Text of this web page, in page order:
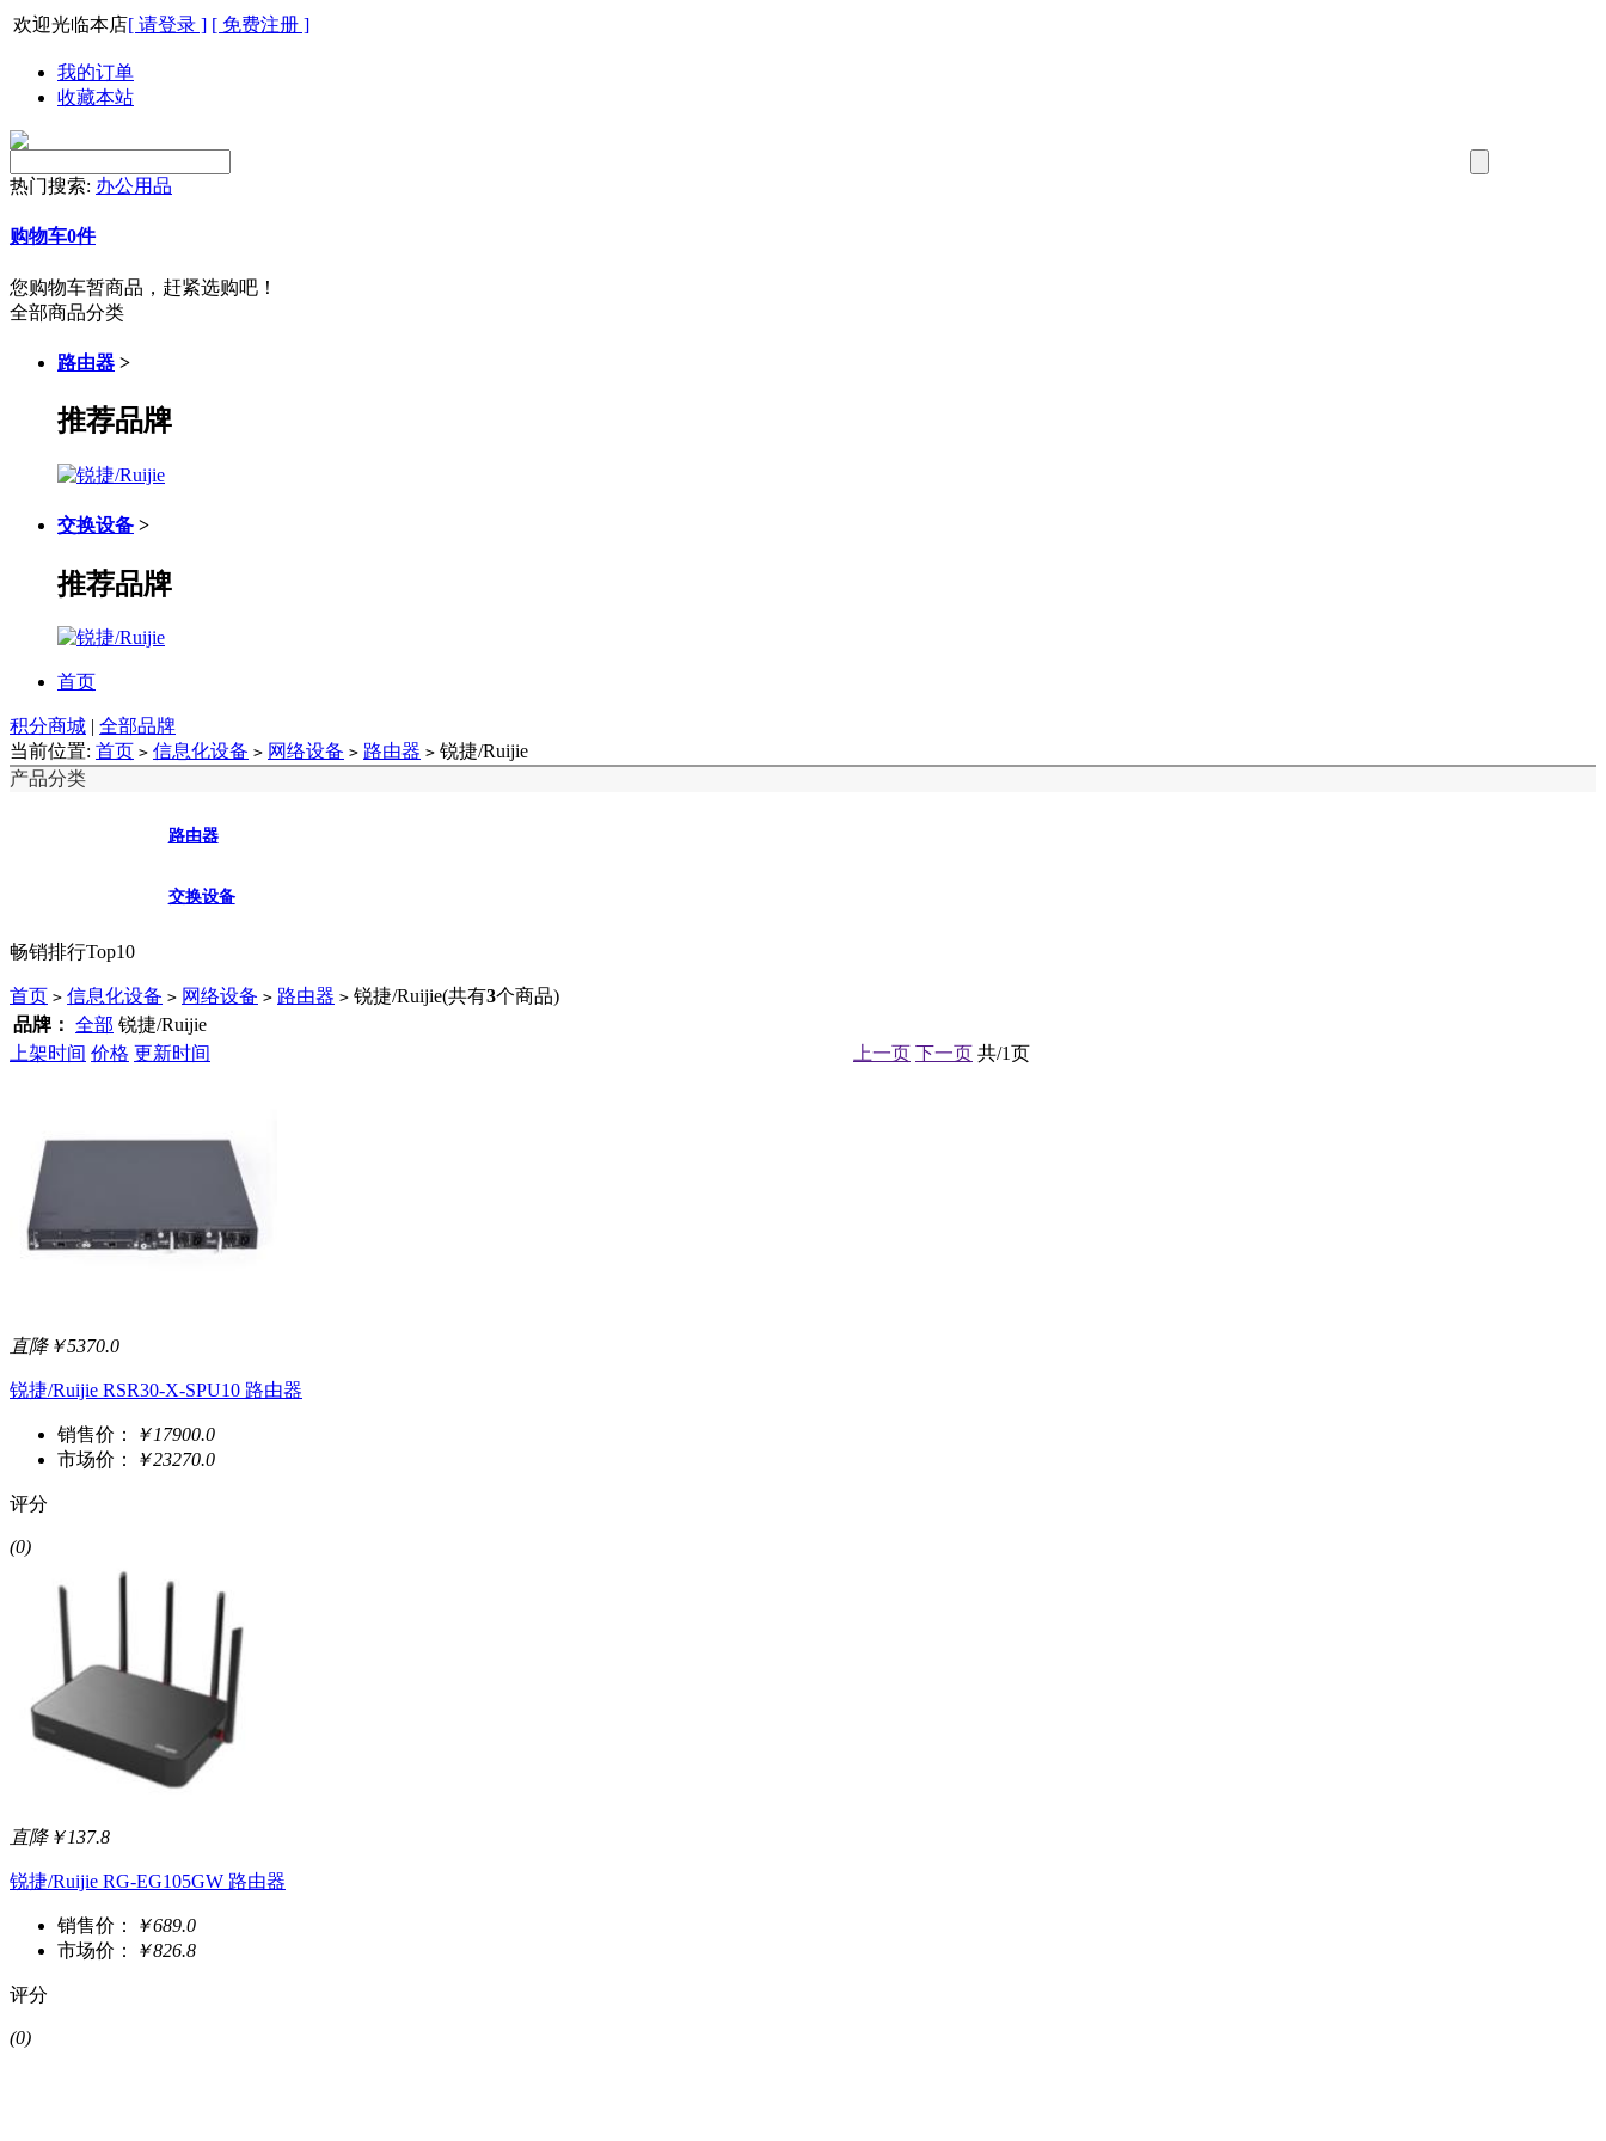
欢迎光临本店[ 请登录 ] [ 免费注册 ]
我的订单
收藏本站
热门搜索: 办公用品
购物车0件
您购物车暂商品，赶紧选购吧！
全部商品分类
路由器 >
推荐品牌
交换设备 >
推荐品牌
首页
积分商城 | 全部品牌
当前位置: 首页 > 信息化设备 > 网络设备 > 路由器 > 锐捷/Ruijie
产品分类
路由器
交换设备
畅销排行Top10
首页 > 信息化设备 > 网络设备 > 路由器 > 锐捷/Ruijie(共有3个商品)
品牌： 全部 锐捷/Ruijie
上架时间 价格 更新时间 上一页 下一页 共/1页
直降￥5370.0
锐捷/Ruijie RSR30-X-SPU10 路由器
销售价：
￥17900.0
市场价：
￥23270.0
评分
(0)
直降￥137.8
锐捷/Ruijie RG-EG105GW 路由器
销售价：
￥689.0
市场价：
￥826.8
评分
(0)